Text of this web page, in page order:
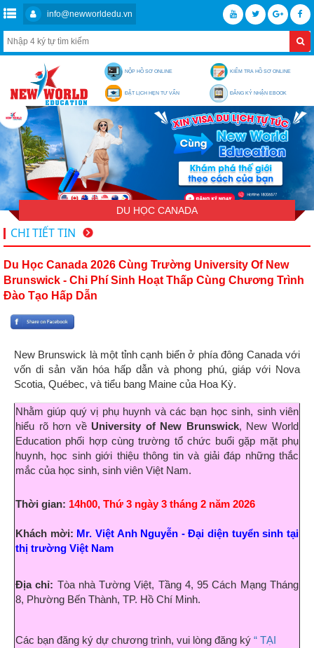
info@newworldedu.vn
NỘP HỒ SƠ ONLINE KIỂM TRA HỒ SƠ ONLINE
ĐẶT LỊCH HẸN TƯ VẤN ĐĂNG KÝ NHẬN EBOOK
DU HỌC CANADA
CHI TIẾT TIN
Du Học Canada 2026 Cùng Trường University Of New
Brunswick - Chi Phí Sinh Hoạt Thấp Cùng Chương Trình
Đào Tạo Hấp Dẫn
New Brunswick là một tỉnh cạnh biển ở phía đông Canada với
vốn di sản văn hóa hấp dẫn và phong phú, giáp với Nova
Scotia, Québec, và tiểu bang Maine của Hoa Kỳ.
Nhằm giúp quý vị phụ huynh và các bạn học sinh, sinh viên
hiểu rõ hơn về University of New Brunswick, New World
Education phối hợp cùng trường tổ chức buổi gặp mặt phụ
huynh, học sinh giới thiệu thông tin và giải đáp những thắc
mắc của học sinh, sinh viên Việt Nam.
Thời gian: 14h00, Thứ 3 ngày 3 tháng 2 năm 2026
Khách mời: Mr. Việt Anh Nguyễn - Đại diện tuyển sinh tại
thị trường Việt Nam
Địa chỉ: Tòa nhà Tường Việt, Tầng 4, 95 Cách Mạng Tháng
8, Phường Bến Thành, TP. Hồ Chí Minh.
Các bạn đăng ký dự chương trình, vui lòng đăng ký “ TẠI